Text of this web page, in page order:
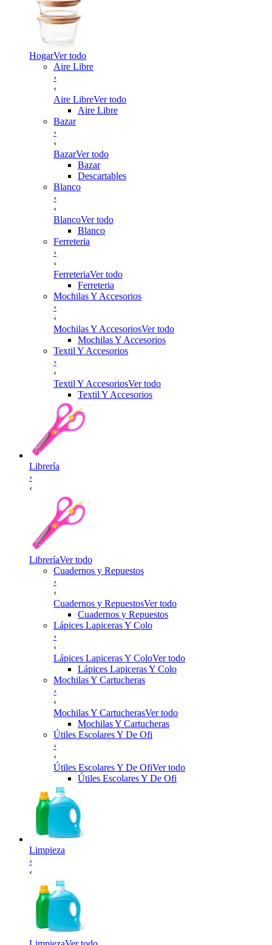
HogarVer todo
Aire Libre
›
‹
Aire LibreVer todo
Aire Libre
Bazar
›
‹
BazarVer todo
Bazar
Descartables
Blanco
›
‹
BlancoVer todo
Blanco
Ferreteria
›
‹
FerreteriaVer todo
Ferreteria
Mochilas Y Accesorios
›
‹
Mochilas Y AccesoriosVer todo
Mochilas Y Accesorios
Textil Y Accesorios
›
‹
Textil Y AccesoriosVer todo
Textil Y Accesorios
Librería
›
‹
LibreríaVer todo
Cuadernos y Repuestos
›
‹
Cuadernos y RepuestosVer todo
Cuadernos y Repuestos
Lápices Lapiceras Y Colo
›
‹
Lápices Lapiceras Y ColoVer todo
Lápices Lapiceras Y Colo
Mochilas Y Cartucheras
›
‹
Mochilas Y CartucherasVer todo
Mochilas Y Cartucheras
Útiles Escolares Y De Ofi
›
‹
Útiles Escolares Y De OfiVer todo
Útiles Escolares Y De Ofi
Limpieza
›
‹